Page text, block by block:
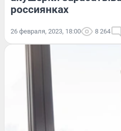
россиянках
26 февраля, 2023, 18:00 8 264